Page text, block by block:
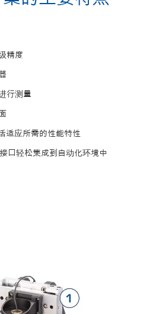
精度
行测量
适应所需的性能特性
口轻松集成到自动化环境中